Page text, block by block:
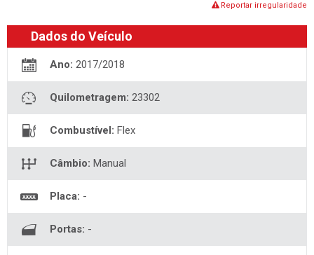
Reportar irregularidade
Dados do Veículo
Ano: 2017/2018
Quilometragem: 23302
Combustível: Flex
Câmbio: Manual
Placa: -
Portas: -